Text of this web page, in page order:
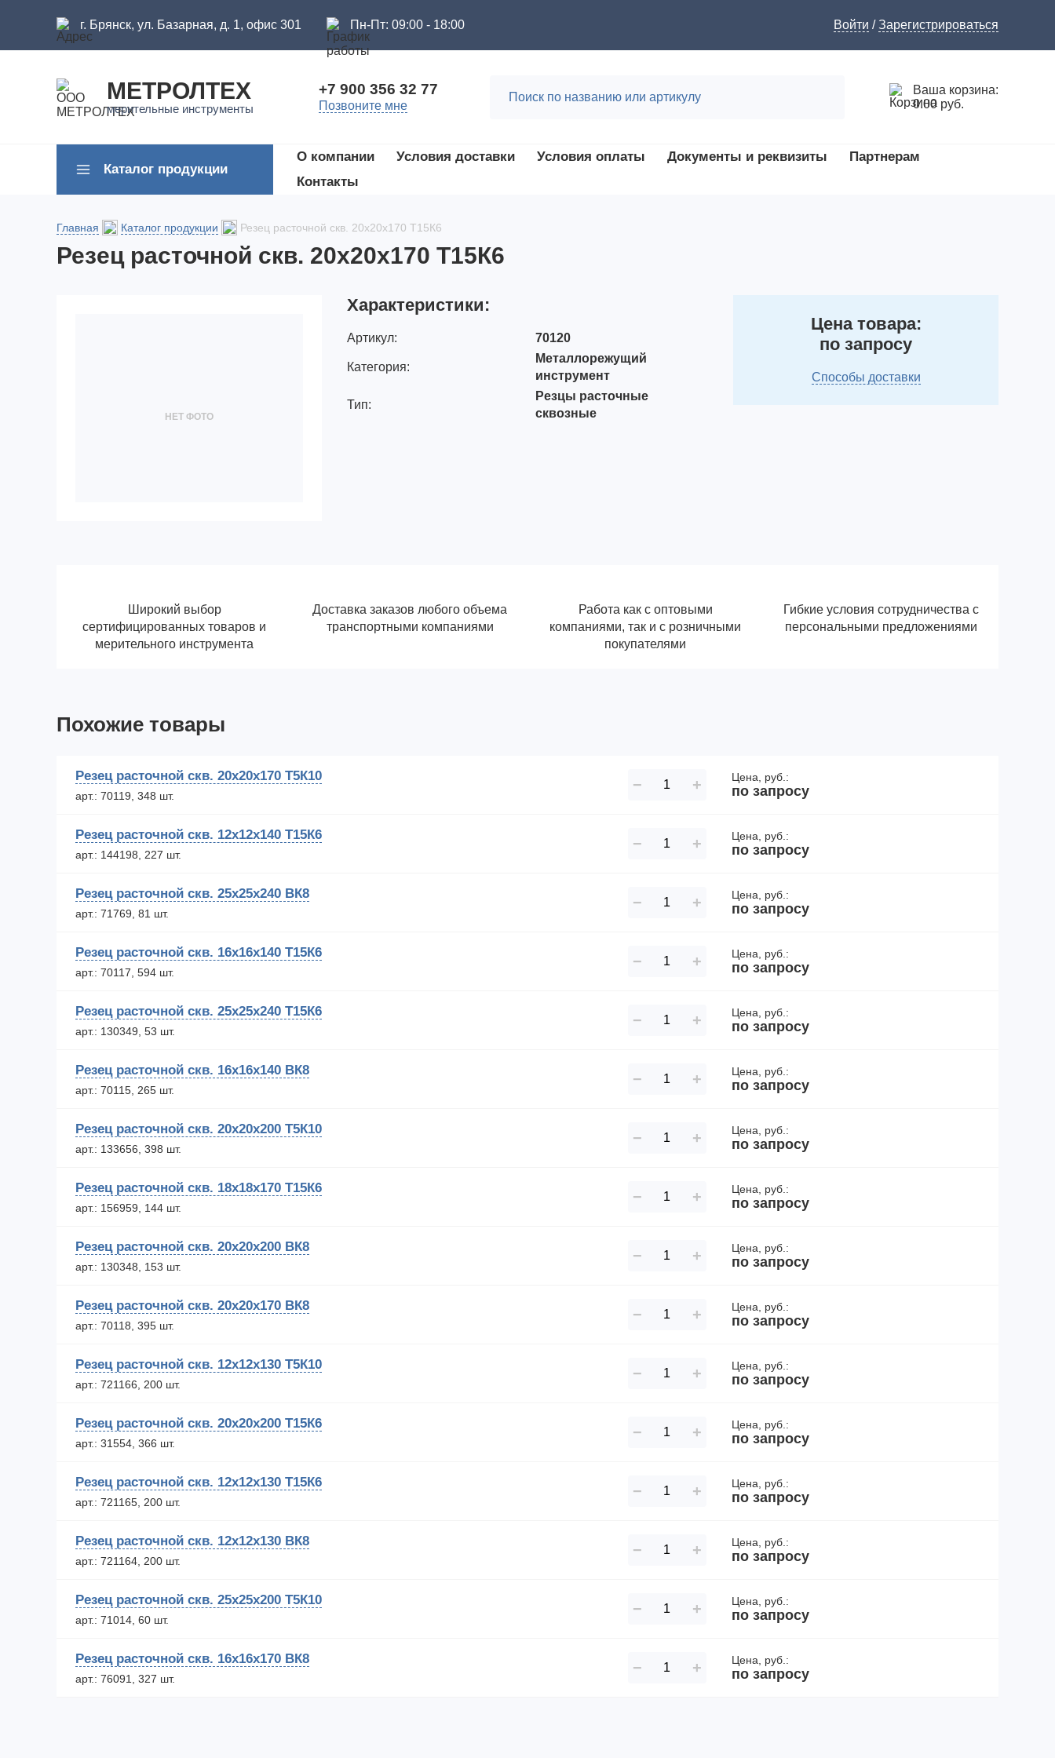
г. Брянск, ул. Базарная, д. 1, офис 301 Пн-Пт: 09:00 - 18:00 Войти /Зарегистрироваться
МЕТРОЛТЕХ
мерительные инструменты
+7 900 356 32 77
Позвоните мне
Ваша корзина:
0.00 руб.
Каталог продукции
О компании Условия доставки Условия оплаты Документы и реквизиты
Партнерам
Контакты
Главная Каталог продукции Резец расточной скв. 20х20х170 Т15К6
Резец расточной скв. 20х20х170 Т15К6
НЕТ ФОТО
Характеристики:
Артикул: 70120
Категория:
Металлорежущий
инструмент
Тип:
Резцы расточные
сквозные
Цена товара:
по запросу
Способы доставки
Широкий выбор
сертифицированных товаров и
мерительного инструмента
Доставка заказов любого объема
транспортными компаниями
Работа как с оптовыми
компаниями, так и с розничными
покупателями
Гибкие условия сотрудничества с
персональными предложениями
Похожие товары
Резец расточной скв. 20х20х170 Т5К10
арт.: 70119, 348 шт.
− + Цена, руб.:
по запросу
Резец расточной скв. 12х12х140 Т15К6
арт.: 144198, 227 шт.
− + Цена, руб.:
по запросу
Резец расточной скв. 25х25х240 ВК8
арт.: 71769, 81 шт.
− + Цена, руб.:
по запросу
Резец расточной скв. 16х16х140 Т15К6
арт.: 70117, 594 шт.
− + Цена, руб.:
по запросу
Резец расточной скв. 25х25х240 Т15К6
арт.: 130349, 53 шт.
− + Цена, руб.:
по запросу
Резец расточной скв. 16х16х140 ВК8
арт.: 70115, 265 шт.
− + Цена, руб.:
по запросу
Резец расточной скв. 20х20х200 Т5К10
арт.: 133656, 398 шт.
− + Цена, руб.:
по запросу
Резец расточной скв. 18х18х170 Т15К6
арт.: 156959, 144 шт.
− + Цена, руб.:
по запросу
Резец расточной скв. 20х20х200 ВК8
арт.: 130348, 153 шт.
− + Цена, руб.:
по запросу
Резец расточной скв. 20х20х170 ВК8
арт.: 70118, 395 шт.
− + Цена, руб.:
по запросу
Резец расточной скв. 12х12х130 Т5К10
арт.: 721166, 200 шт.
− + Цена, руб.:
по запросу
Резец расточной скв. 20х20х200 Т15К6
арт.: 31554, 366 шт.
− + Цена, руб.:
по запросу
Резец расточной скв. 12х12х130 Т15К6
арт.: 721165, 200 шт.
− + Цена, руб.:
по запросу
Резец расточной скв. 12х12х130 ВК8
арт.: 721164, 200 шт.
− + Цена, руб.:
по запросу
Резец расточной скв. 25х25х200 Т5К10
арт.: 71014, 60 шт.
− + Цена, руб.:
по запросу
Резец расточной скв. 16х16х170 ВК8
арт.: 76091, 327 шт.
− + Цена, руб.:
по запросу